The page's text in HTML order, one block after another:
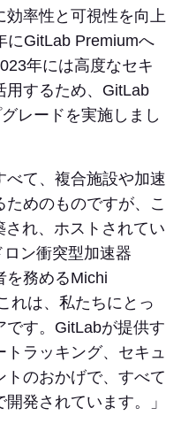
効率性と可視性を向上
にGitLab Premiumへ
年には高度なセキ
用するため、GitLab
レードを実施しまし
べて、複合施設や加速
めのものですが、こ
れ、ホストされてい
ン衝突型加速器
を務めるMichi
れは、私たちにとっ
です。GitLabが提供す
トラッキング、セキュ
トのおかげで、すべて
発されています。」